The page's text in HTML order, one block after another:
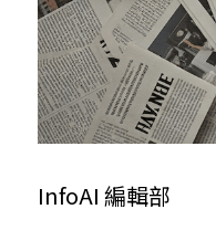
InfoAI 編輯部